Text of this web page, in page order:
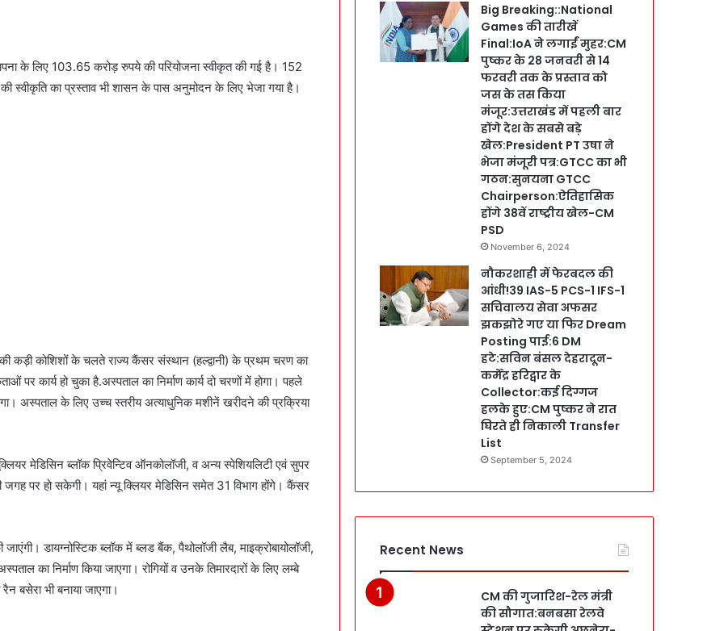
के लिए 103.65 करोड़ रुपये की परियोजना स्वीकृत की गई है। 152
स्वीकृति का प्रस्ताव भी शासन के पास अनुमोदन के लिए भेजा गया है।
की कड़ी कोशिशों के चलते राज्य कैंसर संस्थान (हल्द्वानी) के प्रथम चरण का
कार्य हो चुका है.अस्पताल का निर्माण कार्य दो चरणों में होगा। पहले
अस्पताल के लिए उच्च स्तरीय अत्याधुनिक मशीनें खरीदने की प्रक्रिया
मेडिसिन ब्लॉक प्रिवेन्टिव ऑनकोलॉजी, व अन्य स्पेशियलिटी एवं सुपर
जगह पर हो सकेगी। यहां न्यू क्लियर मेडिसिन समेत 31 विभाग होंगे। कैंसर
डायग्नोस्टिक ब्लॉक में ब्लड बैंक, पैथोलॉजी लैब, माइक्रोबायोलॉजी,
का निर्माण किया जाएगा। रोगियों व उनके तिमारदारों के लिए लम्बे
बसेरा भी बनाया जाएगा।
Big Breaking::National
Games की तारीखें
Final:IoA ने लगाईं मुहर:CM
पुष्कर के 28 जनवरी से 14
फरवरी तक के प्रस्ताव को
जस के तस किया
मंजूर:उत्तराखंड में पहली बार
होंगे देश के सबसे बड़े
खेल:President PT उषा ने
भेजा मंजूरी पत्र:GTCC का भी
गठन:सुनयना GTCC
Chairperson:ऐतिहासिक
होंगे 38वें राष्ट्रीय खेल-CM
PSD
November 6, 2024
नौकरशाही में फेरबदल की
आंधी!39 IAS-5 PCS-1 IFS-1
सचिवालय सेवा अफसर
झकझोरे गए या फिर Dream
Posting पाई:6 DM
हटे:सविन बंसल देहरादून-
कर्मेंद्र हरिद्वार के
Collector:कई दिग्गज
हलके हुए:CM पुष्कर ने रात
घिरते ही निकाली Transfer
List
September 5, 2024
Recent News
CM की गुजारिश-रेल मंत्री
की सौगात:बनबसा रेलवे